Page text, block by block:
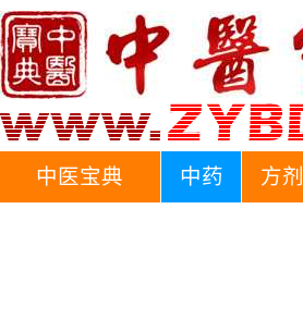
中医宝典 中药 方剂